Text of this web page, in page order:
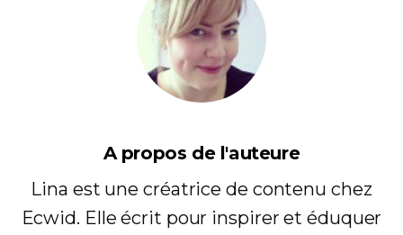
A propos de l'auteure
Lina est une créatrice de contenu chez
Ecwid. Elle écrit pour inspirer et éduquer